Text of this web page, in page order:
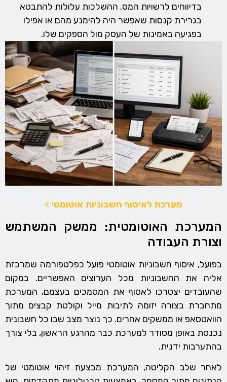
בדיווחים לרשויות המס. ההשלכות עלולות להתבטא
בגרירת קנסות שאפשר היה להימנע מהם או אפילו
בפגיעה באמינות של העסק מול הספקים שלו.
מערכת לאיסוף חשבוניות אוטומטי >
המערכת האוטומטית: ממשק המשתמש
וצורת העבודה
בפועל, איסוף חשבוניות אוטומטי פועל כפלטפורמה שמרכזת
אליה את החשבוניות מכל הערוצים האפשריים. במקום
שהעובדים יצטרכו לאסוף את המסמכים בעצמם, המערכת
מתחברת בצורה יזומה לתיבות מייל וקולטת קבצים מתוך
הוואטסאפ או ממשקים אחרים. כך נוצר מצב שבו כל חשבונית
נכנסת באופן מסודר למערכת כבר מהרגע הראשון, בלי צורך
בהתערבות ידנית.
לאחר שלב הקליטה, המערכת מבצעת זיהוי אוטומטי של